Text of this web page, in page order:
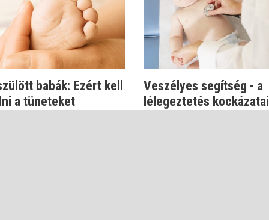
babák: Ezért kell
a tüneteket
Veszélyes segítség - a
lélegeztetés kockázatai